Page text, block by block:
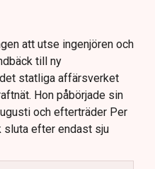
att utse ingenjören och
till ny
statliga affärsverket
Hon påbörjade sin
och efterträder Per
sluta efter endast sju